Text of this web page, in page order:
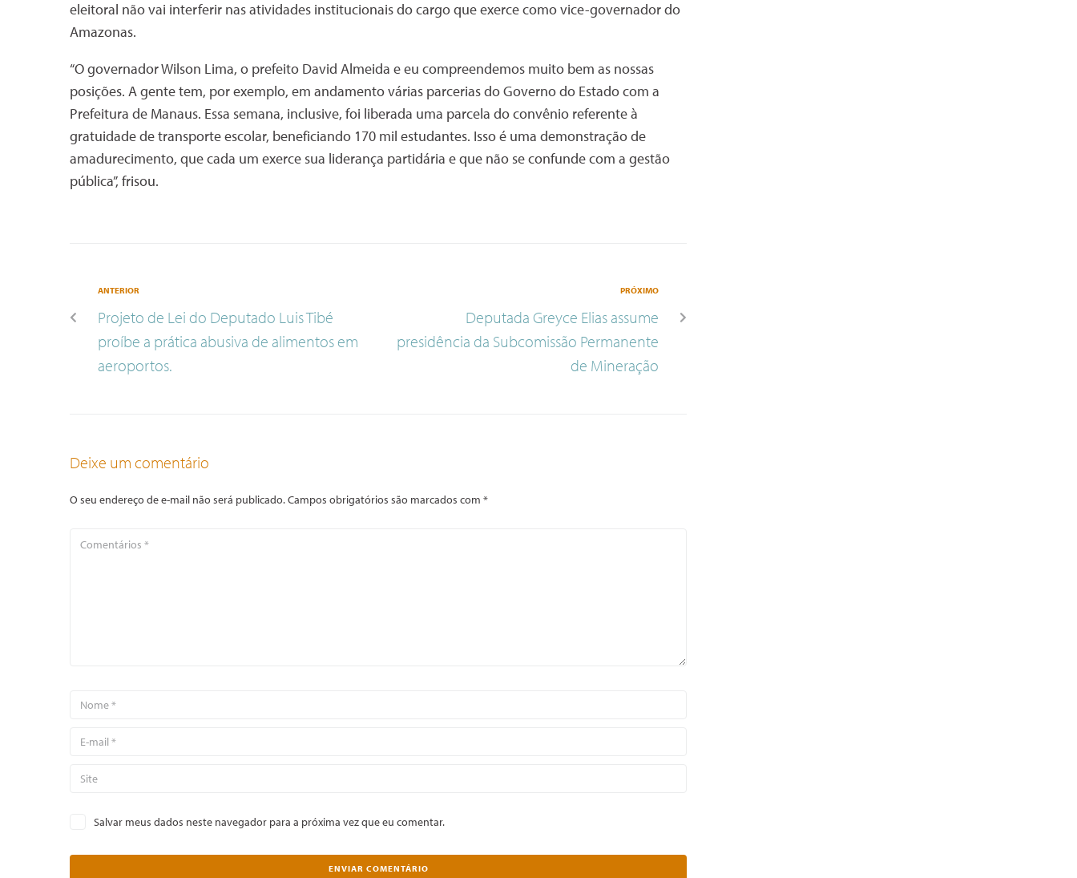
eleitoral não vai interferir nas atividades institucionais do cargo que exerce como vice-governador do
Amazonas.
“O governador Wilson Lima, o prefeito David Almeida e eu compreendemos muito bem as nossas
posições. A gente tem, por exemplo, em andamento várias parcerias do Governo do Estado com a
Prefeitura de Manaus. Essa semana, inclusive, foi liberada uma parcela do convênio referente à
gratuidade de transporte escolar, beneficiando 170 mil estudantes. Isso é uma demonstração de
amadurecimento, que cada um exerce sua liderança partidária e que não se confunde com a gestão
pública”, frisou.
ANTERIOR
Projeto de Lei do Deputado Luis Tibé
proíbe a prática abusiva de alimentos em
aeroportos.
PRÓXIMO
Deputada Greyce Elias assume
presidência da Subcomissão Permanente
de Mineração
Deixe um comentário
O seu endereço de e-mail não será publicado.Campos obrigatórios são marcados com *
Salvar meus dados neste navegador para a próxima vez que eu comentar.